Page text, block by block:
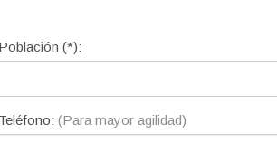
Población (*):
Teléfono: (Para mayor agilidad)